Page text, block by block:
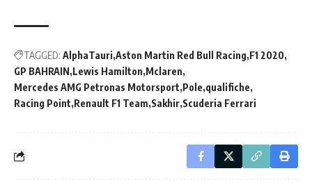
TAGGED: AlphaTauri Aston Martin Red Bull Racing F1 2020
GP BAHRAIN Lewis Hamilton Mclaren
Mercedes AMG Petronas Motorsport Pole qualifiche
Racing Point Renault F1 Team Sakhir Scuderia Ferrari